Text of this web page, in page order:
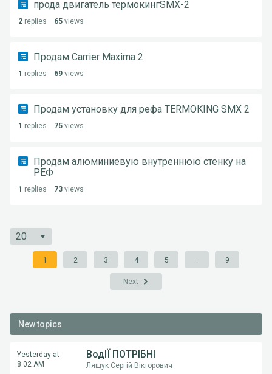
прода двигатель термокингSMX-2
2 replies 65 views
Продам Carrier Maxima 2
1 replies 69 views
Продам установку для рефа TERMOKING SMX 2
1 replies 75 views
Продам алюминиевую внутреннюю стенку на
РЕФ
1 replies 73 views
1 2 3 4 5 9
Next
New topics
Yesterday at
8:02 AM
ВодІЇ ПОТРІБНІ
Лящук Сергій Вікторович